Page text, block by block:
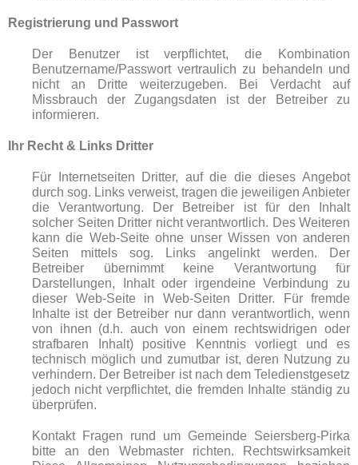
Registrierung und Passwort
Der Benutzer ist verpflichtet, die Kombination
Benutzername/Passwort vertraulich zu behandeln und
nicht an Dritte weiterzugeben. Bei Verdacht auf
Missbrauch der Zugangsdaten ist der Betreiber zu
informieren.
Ihr Recht & Links Dritter
Für Internetseiten Dritter, auf die die dieses Angebot
durch sog. Links verweist, tragen die jeweiligen Anbieter
die Verantwortung. Der Betreiber ist für den Inhalt
solcher Seiten Dritter nicht verantwortlich. Des Weiteren
kann die Web-Seite ohne unser Wissen von anderen
Seiten mittels sog. Links angelinkt werden. Der
Betreiber übernimmt keine Verantwortung für
Darstellungen, Inhalt oder irgendeine Verbindung zu
dieser Web-Seite in Web-Seiten Dritter. Für fremde
Inhalte ist der Betreiber nur dann verantwortlich, wenn
von ihnen (d.h. auch von einem rechtswidrigen oder
strafbaren Inhalt) positive Kenntnis vorliegt und es
technisch möglich und zumutbar ist, deren Nutzung zu
verhindern. Der Betreiber ist nach dem Teledienstgesetz
jedoch nicht verpflichtet, die fremden Inhalte ständig zu
überprüfen.
Kontakt Fragen rund um Gemeinde Seiersberg-Pirka
bitte an den Webmaster richten. Rechtswirksamkeit